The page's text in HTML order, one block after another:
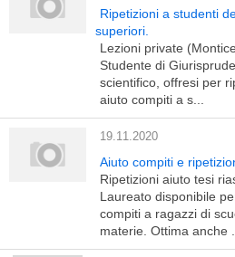
Ripetizioni a studenti
superiori.
Lezioni private
Studente di
scientifico, offresi per
aiuto compiti a s...
19.11.2020
Aiuto compiti e
Ripetizioni aiuto tesi
Laureato disponibile
compiti a ragazzi di
materie. Ottima anche ...